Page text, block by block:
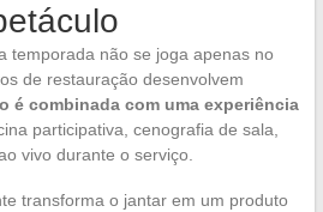
temporada não se joga apenas no
de restauração desenvolvem
é combinada com uma experiência
participativa, cenografia de sala,
vivo durante o serviço.
transforma o jantar em um produto